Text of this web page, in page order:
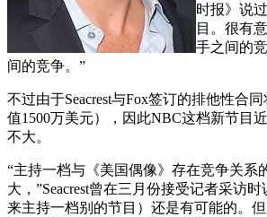
时报》说
目。很有
手之间的
间的竞争。”
不过由于Seacrest与Fox签订的排他性合
值1500万美元），因此NBC这档新节目
不大。
“主持一档与《美国偶像》存在竞争关系
大，”Seacrest曾在三月份接受记者采访
来主持一档别的节目）还是有可能的。